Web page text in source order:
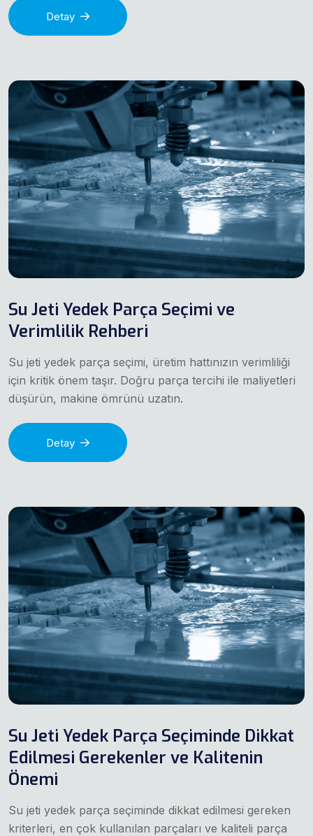
Detay
Su Jeti Yedek Parça Seçimi ve
Verimlilik Rehberi
Su jeti yedek parça seçimi, üretim hattınızın verimliliği
için kritik önem taşır. Doğru parça tercihi ile maliyetleri
düşürün, makine ömrünü uzatın.
Detay
Su Jeti Yedek Parça Seçiminde Dikkat
Edilmesi Gerekenler ve Kalitenin
Önemi
Su jeti yedek parça seçiminde dikkat edilmesi gereken
kriterleri, en çok kullanılan parçaları ve kaliteli parça